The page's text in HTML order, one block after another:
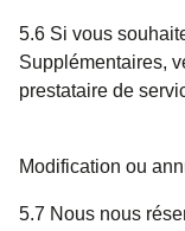
5.6 Si vous
Supplémentaires,
prestataire de
Modification ou
5.7 Nous nous